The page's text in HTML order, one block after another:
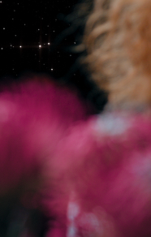
Account
Suche